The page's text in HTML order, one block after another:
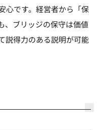
心です。経営者から「保
、ブリッジの保守は価値
説得力のある説明が可能